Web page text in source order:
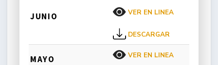
JUNIO VER EN LINEA
DESCARGAR
MAYO VER EN LINEA